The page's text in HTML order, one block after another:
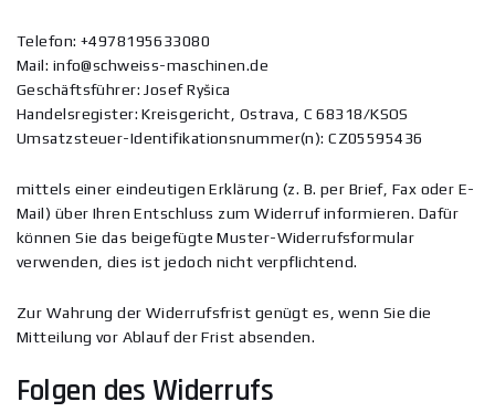
Telefon: +4978195633080
Mail: info@schweiss-maschinen.de
Geschäftsführer: Josef Ryšica
Handelsregister: Kreisgericht, Ostrava, C 68318/KSOS
Umsatzsteuer-Identifikationsnummer(n): CZ05595436
mittels einer eindeutigen Erklärung (z. B. per Brief, Fax oder E-
Mail) über Ihren Entschluss zum Widerruf informieren. Dafür
können Sie das beigefügte Muster-Widerrufsformular
verwenden, dies ist jedoch nicht verpflichtend.
Zur Wahrung der Widerrufsfrist genügt es, wenn Sie die
Mitteilung vor Ablauf der Frist absenden.
Folgen des Widerrufs